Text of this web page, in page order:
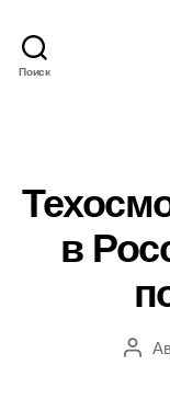
Поиск
в